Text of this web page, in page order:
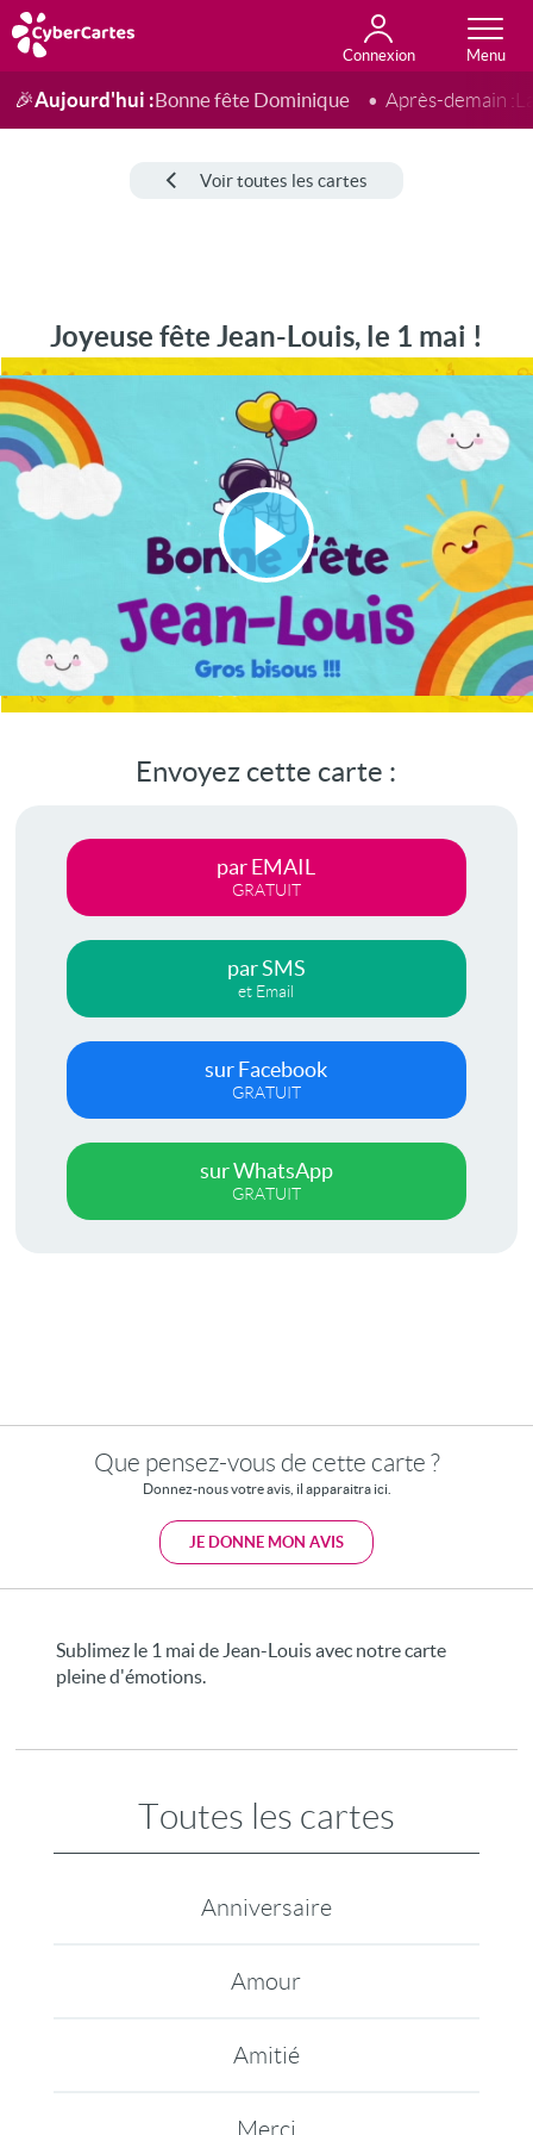
Connexion
Anniversaire
Fête du jour
Amour
Amitié
Merci
Toutes les cartes
🎉Aujourd'hui :Bonne fête Dominique Après-demain :
Voir toutes les cartes
Joyeuse fête Jean-Louis, le 1 mai !
Lire
la
vidéo
Envoyez cette carte :
par EMAIL
GRATUIT
par SMS
et Email
sur Facebook
GRATUIT
sur WhatsApp
GRATUIT
Que pensez-vous de cette carte ?
Donnez-nous votre avis, il apparaitra ici.
JE DONNE MON AVIS
Sublimez le 1 mai de Jean-Louis avec notre carte
pleine d'émotions.
Toutes les cartes
Anniversaire
Amour
Amitié
Merci